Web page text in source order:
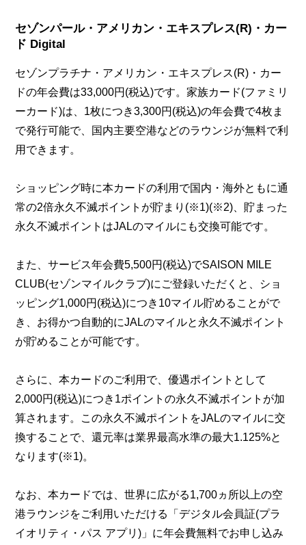
セゾンパール・アメリカン・エキスプレス(R)・カー
ド Digital
セゾンプラチナ・アメリカン・エキスプレス(R)・カー
ドの年会費は33,000円(税込)です。家族カード(ファミリ
ーカード)は、1枚につき3,300円(税込)の年会費で4枚ま
で発行可能で、国内主要空港などのラウンジが無料で利
用できます。
ショッピング時に本カードの利用で国内・海外ともに通
常の2倍永久不滅ポイントが貯まり(※1)(※2)、貯まった
永久不滅ポイントはJALのマイルにも交換可能です。
また、サービス年会費5,500円(税込)でSAISON MILE
CLUB(セゾンマイルクラブ)にご登録いただくと、ショ
ッピング1,000円(税込)につき10マイル貯めることがで
き、お得かつ自動的にJALのマイルと永久不滅ポイント
が貯めることが可能です。
さらに、本カードのご利用で、優遇ポイントとして
2,000円(税込)につき1ポイントの永久不滅ポイントが加
算されます。この永久不滅ポイントをJALのマイルに交
換することで、還元率は業界最高水準の最大1.125%と
なります(※1)。
なお、本カードでは、世界に広がる1,700ヵ所以上の空
港ラウンジをご利用いただける「デジタル会員証(プラ
イオリティ・パス アプリ)」に年会費無料でお申し込み